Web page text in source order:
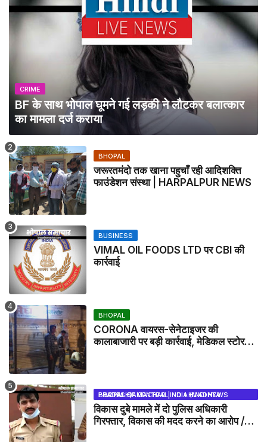
CRIME
BF के साथ भोपाल घूमने गई लड़की ने लौटकर बलात्कार
का मामला दर्ज कराया
BHOPAL
जरूरतमंदो तक खाना पहुचाँ रही आदिशक्ति
फाउंडेशन संस्था | HARPALPUR NEWS
BUSINESS
VIMAL OIL FOODS LTD पर CBI की
कार्रवाई
BHOPAL
CORONA वायरस-सेनेटाइजर की
कालाबाजारी पर बड़ी कार्रवाई, मेडिकल स्टोर
BHOPAL SAMACHAR | NO 1 HINDI NEWS PORTAL OF CENTRAL INDIA (MADHYA PRADESH)
विकास दुबे मामले में दो पुलिस अधिकारी
गिरफ्तार, विकास की मदद करने का आरोप /